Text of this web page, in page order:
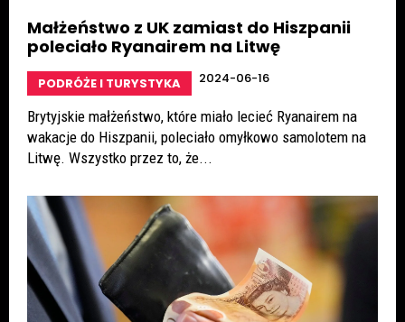
Małżeństwo z UK zamiast do Hiszpanii
poleciało Ryanairem na Litwę
PODRÓŻE I TURYSTYKA 2024-06-16
Brytyjskie małżeństwo, które miało lecieć Ryanairem na
wakacje do Hiszpanii, poleciało omyłkowo samolotem na
Litwę. Wszystko przez to, że...